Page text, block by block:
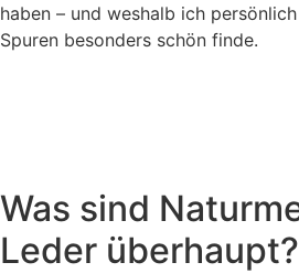
haben – und weshalb ich
Spuren besonders schön finde.
Was sind
Leder überhaupt?